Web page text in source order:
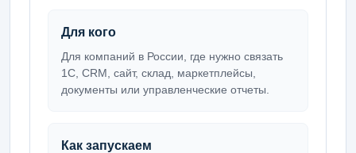
Для кого
Для компаний в России, где нужно связать
1С, CRM, сайт, склад, маркетплейсы,
документы или управленческие отчеты.
Как запускаем